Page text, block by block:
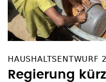
HAUSHALTSENTWURF
Regierung